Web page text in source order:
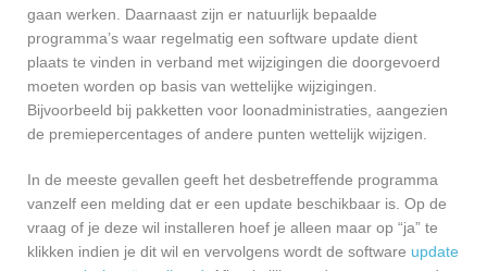
gaan werken. Daarnaast zijn er natuurlijk bepaalde
programma’s waar regelmatig een software update dient
plaats te vinden in verband met wijzigingen die doorgevoerd
moeten worden op basis van wettelijke wijzigingen.
Bijvoorbeeld bij pakketten voor loonadministraties, aangezien
de premiepercentages of andere punten wettelijk wijzigen.
In de meeste gevallen geeft het desbetreffende programma
vanzelf een melding dat er een update beschikbaar is. Op de
vraag of je deze wil installeren hoef je alleen maar op “ja” te
klikken indien je dit wil en vervolgens wordt de software update